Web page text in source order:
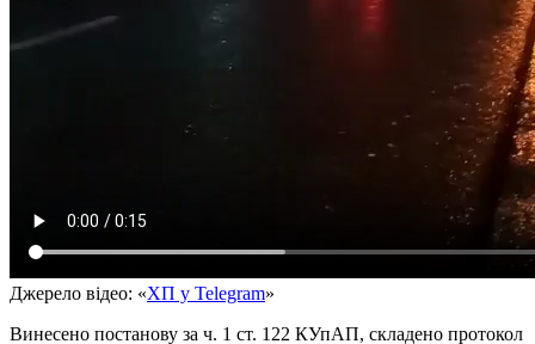
Джерело відео: «ХП у Telegram»
Винесено постанову за ч. 1 ст. 122 КУпАП, складено протокол